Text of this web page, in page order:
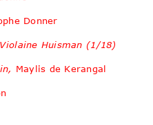
Donner
Huisman (1/18)
Maylis de Kerangal